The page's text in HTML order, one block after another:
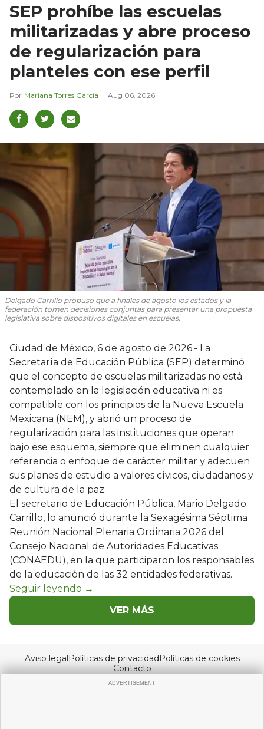
SEP prohíbe las escuelas
militarizadas y abre proceso
de regularización para
planteles con ese perfil
Mariana Torres García Aug 06, 2026
Delgado Carrillo propuso que a finales de agosto los estados y la
federación tomen decisiones conjuntas para presentar una propuesta
legislativa sobre dispositivos digitales en escuelas.
Ciudad de México, 6 de agosto de 2026.- La
Secretaría de Educación Pública (SEP) determinó
que el concepto de escuelas militarizadas no está
contemplado en la legislación educativa ni es
compatible con los principios de la Nueva Escuela
Mexicana (NEM), y abrió un proceso de
regularización para las instituciones que operan
bajo ese esquema, siempre que eliminen cualquier
referencia o enfoque de carácter militar y adecuen
sus planes de estudio a valores cívicos, ciudadanos y
de cultura de la paz.
El secretario de Educación Pública, Mario Delgado
Carrillo, lo anunció durante la Sexagésima Séptima
Reunión Nacional Plenaria Ordinaria 2026 del
Consejo Nacional de Autoridades Educativas
(CONAEDU), en la que participaron los responsables
de la educación de las 32 entidades federativas.
VER MÁS
Aviso legalPolíticas de privacidadPolíticas de cookies
Contacto